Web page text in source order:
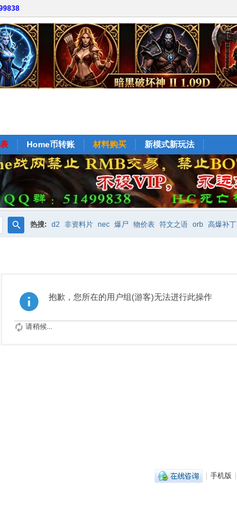
Home币转账 材料购买 新模式新玩法
热搜: d2 非资料片 nec 爆尸 物价表 符文之语 orb 高爆补丁
抱歉，您所在的用户组(游客)无法进行此操作
请稍候...
| 手机版 |